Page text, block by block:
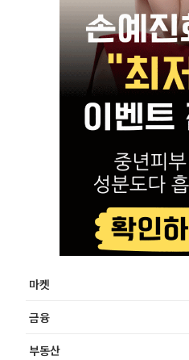
마켓
금융
부동산